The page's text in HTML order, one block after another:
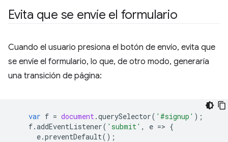
Evita que se envíe el formulario
Cuando el usuario presiona el botón de envío, evita que
se envíe el formulario, lo que, de otro modo, generaría
una transición de página:
var f = document.querySelector( '#signup' );
f.addEventListener( 'submit' , e => {
e.preventDefault();